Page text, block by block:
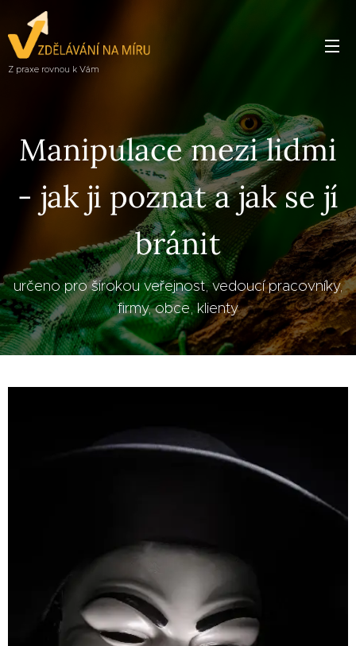
Z praxe rovnou k Vám
Manipulace mezi lidmi
- jak ji poznat a jak se jí
bránit
určeno pro širokou veřejnost, vedoucí pracovníky,
firmy, obce, klienty